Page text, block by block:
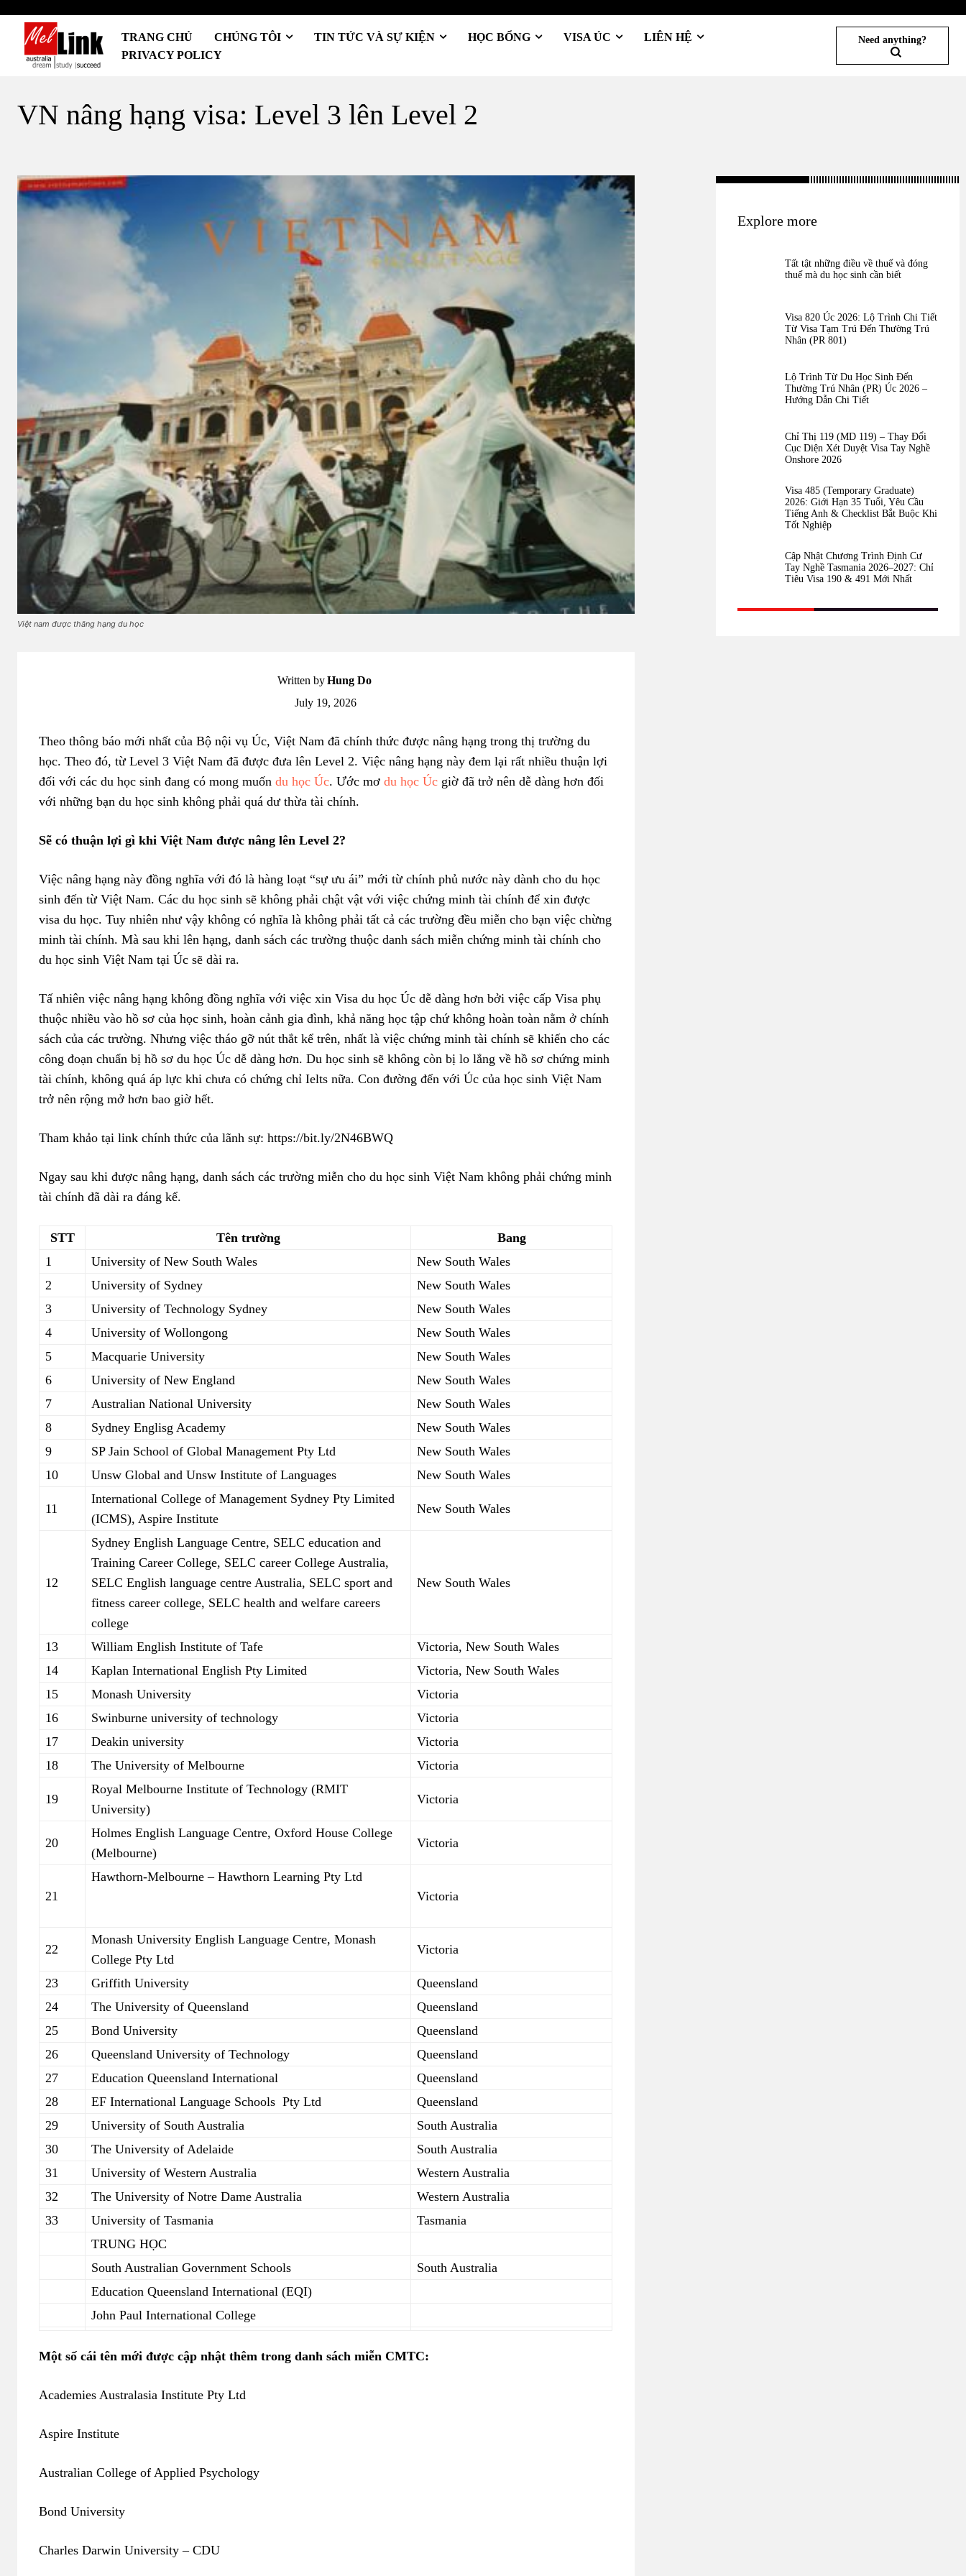
TRANG CHỦ CHÚNG TÔI TIN TỨC VÀ SỰ KIỆN HỌC BỔNG VISA ÚC
LIÊN HỆ
PRIVACY POLICY
Need anything?
VN nâng hạng visa: Level 3 lên Level 2
Việt nam được thăng hạng du học
Written byHung Do
July 19, 2026
Theo thông báo mới nhất của Bộ nội vụ Úc, Việt Nam đã chính thức được nâng hạng trong thị trường du
học. Theo đó, từ Level 3 Việt Nam đã được đưa lên Level 2. Việc nâng hạng này đem lại rất nhiều thuận lợi
đối với các du học sinh đang có mong muốn du học Úc. Ước mơ du học Úc giờ đã trở nên dễ dàng hơn đối
với những bạn du học sinh không phải quá dư thừa tài chính.
Sẽ có thuận lợi gì khi Việt Nam được nâng lên Level 2?
Việc nâng hạng này đồng nghĩa với đó là hàng loạt “sự ưu ái” mới từ chính phủ nước này dành cho du học
sinh đến từ Việt Nam. Các du học sinh sẽ không phải chật vật với việc chứng minh tài chính để xin được
visa du học. Tuy nhiên như vậy không có nghĩa là không phải tất cả các trường đều miễn cho bạn việc chừng
minh tài chính. Mà sau khi lên hạng, danh sách các trường thuộc danh sách miễn chứng minh tài chính cho
du học sinh Việt Nam tại Úc sẽ dài ra.
Tấ nhiên việc nâng hạng không đồng nghĩa với việc xin Visa du học Úc dễ dàng hơn bởi việc cấp Visa phụ
thuộc nhiều vào hồ sơ của học sinh, hoàn cảnh gia đình, khả năng học tập chứ không hoàn toàn nằm ở chính
sách của các trường. Nhưng việc tháo gỡ nút thắt kể trên, nhất là việc chứng minh tài chính sẽ khiến cho các
công đoạn chuẩn bị hồ sơ du học Úc dễ dàng hơn. Du học sinh sẽ không còn bị lo lắng về hồ sơ chứng minh
tài chính, không quá áp lực khi chưa có chứng chỉ Ielts nữa. Con đường đến với Úc của học sinh Việt Nam
trở nên rộng mở hơn bao giờ hết.
Tham khảo tại link chính thức của lãnh sự: https://bit.ly/2N46BWQ
Ngay sau khi được nâng hạng, danh sách các trường miễn cho du học sinh Việt Nam không phải chứng minh
tài chính đã dài ra đáng kể.
STT Tên trường
Bang
1
University of New South Wales
New South Wales
2
University of Sydney
New South Wales
3
University of Technology Sydney
New South Wales
4
University of Wollongong
New South Wales
5
Macquarie University
New South Wales
6
University of New England
New South Wales
7
Australian National University
New South Wales
8
Sydney Englisg Academy
New South Wales
9
SP Jain School of Global Management Pty Ltd
New South Wales
10
Unsw Global and Unsw Institute of Languages New South Wales
11
International College of Management Sydney Pty Limited
(ICMS), Aspire Institute
New South Wales
12
Sydney English Language Centre, SELC education and
Training Career College, SELC career College Australia,
SELC English language centre Australia, SELC sport and
fitness career college, SELC health and welfare careers
college
New South Wales
13 William English Institute of Tafe
Victoria, New South Wales
14
Kaplan International English Pty Limited
Victoria, New South Wales
15
Monash University
Victoria
16
Swinburne university of technology
Victoria
17
Deakin university
Victoria
18
The University of Melbourne Victoria
19
Royal Melbourne Institute of Technology (RMIT
University)
Victoria
20
Holmes English Language Centre, Oxford House College
(Melbourne)
Victoria
21
Hawthorn-Melbourne – Hawthorn Learning Pty Ltd
Victoria
22
Monash University English Language Centre, Monash
College Pty Ltd
Victoria
23 Griffith University
Queensland
24
The University of Queensland
Queensland
25
Bond University
Queensland
26
Queensland University of Technology
Queensland
27
Education Queensland International
Queensland
28
EF International Language Schools Pty Ltd
Queensland
29
University of South Australia
South Australia
30
The University of Adelaide
South Australia
31
University of Western Australia
Western Australia
32
The University of Notre Dame Australia
Western Australia
33
University of Tasmania
Tasmania
TRUNG HỌC
South Australian Government Schools
South Australia
Education Queensland International (EQI)
John Paul International College
Một số cái tên mới được cập nhật thêm trong danh sách miễn CMTC:
Academies Australasia Institute Pty Ltd
Aspire Institute
Australian College of Applied Psychology
Bond University
Charles Darwin University – CDU
Explore more
Tất tật những điều về thuế và đóng
thuế mà du học sinh cần biết
Visa 820 Úc 2026: Lộ Trình Chi Tiết
Từ Visa Tạm Trú Đến Thường Trú
Nhân (PR 801)
Lộ Trình Từ Du Học Sinh Đến
Thường Trú Nhân (PR) Úc 2026 –
Hướng Dẫn Chi Tiết
Chỉ Thị 119 (MD 119) – Thay Đổi
Cục Diện Xét Duyệt Visa Tay Nghề
Onshore 2026
Visa 485 (Temporary Graduate)
2026: Giới Hạn 35 Tuổi, Yêu Cầu
Tiếng Anh & Checklist Bắt Buộc Khi
Tốt Nghiệp
Cập Nhật Chương Trình Định Cư
Tay Nghề Tasmania 2026–2027: Chỉ
Tiêu Visa 190 & 491 Mới Nhất